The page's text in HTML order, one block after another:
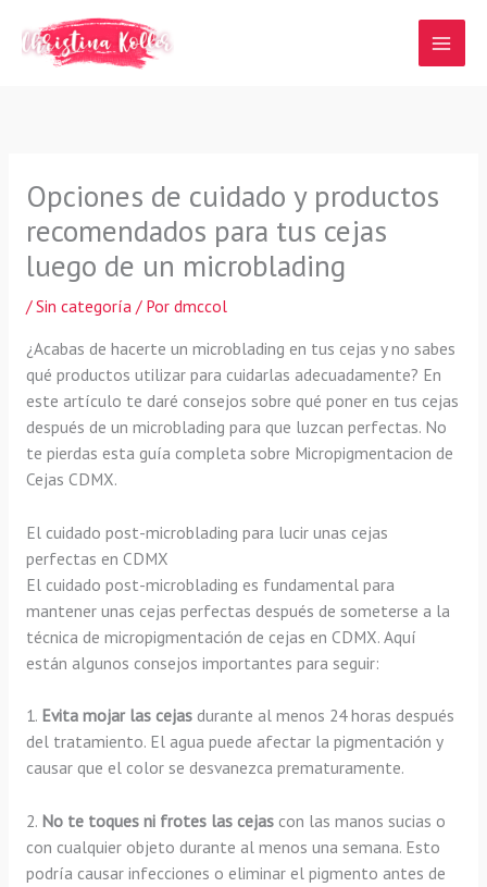
contenido
Opciones de cuidado y productos
recomendados para tus cejas
luego de un microblading
/Sin categoría/ Por dmccol
¿Acabas de hacerte un microblading en tus cejas y no sabes
qué productos utilizar para cuidarlas adecuadamente? En
este artículo te daré consejos sobre qué poner en tus cejas
después de un microblading para que luzcan perfectas. No
te pierdas esta guía completa sobre Micropigmentacion de
Cejas CDMX.
El cuidado post-microblading para lucir unas cejas
perfectas en CDMX
El cuidado post-microblading es fundamental para
mantener unas cejas perfectas después de someterse a la
técnica de micropigmentación de cejas en CDMX. Aquí
están algunos consejos importantes para seguir:
1. Evita mojar las cejasdurante al menos 24 horas después
del tratamiento. El agua puede afectar la pigmentación y
causar que el color se desvanezca prematuramente.
2. No te toques ni frotes las cejascon las manos sucias o
con cualquier objeto durante al menos una semana. Esto
podría causar infecciones o eliminar el pigmento antes de